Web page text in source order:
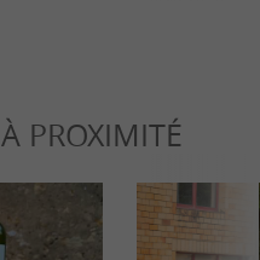
À PROXIMITÉ